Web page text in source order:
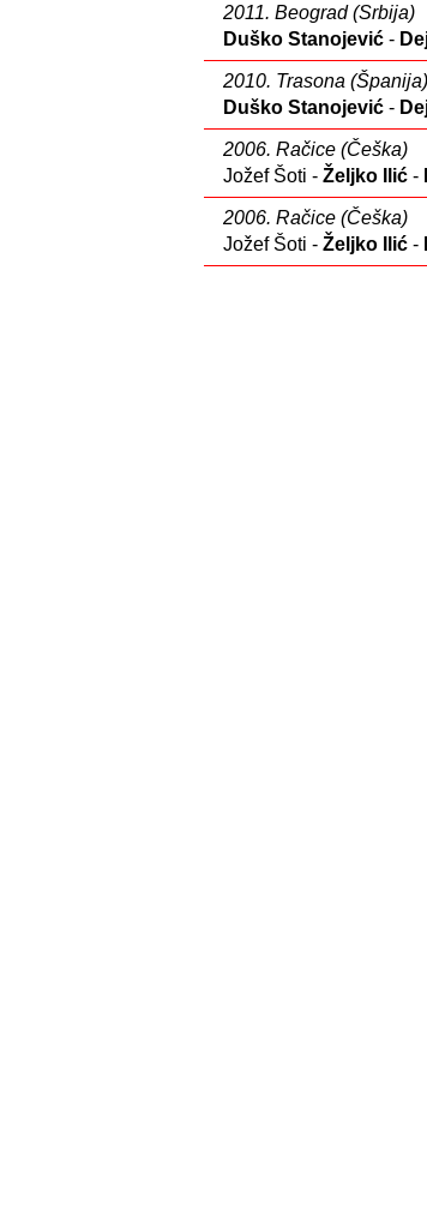
2011. Beograd (Srbija)
Duško Stanojević -
2010. Trasona (Španija)
Duško Stanojević -
2006. Račice (Češka)
Jožef Šoti -Željko Ilić -
2006. Račice (Češka)
Jožef Šoti -Željko Ilić -